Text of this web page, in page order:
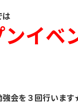
イベ
強会を３回行いま